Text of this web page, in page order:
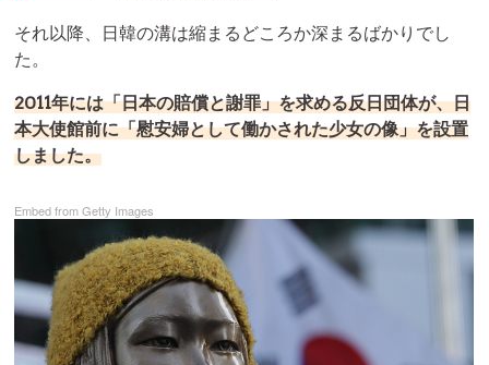
それ以降、日韓の溝は縮まるどころか深まるばかりでし
た。
2011年には「日本の賠償と謝罪」を求める反日団体が、日
本大使館前に「慰安婦として働かされた少女の像」を設置
しました。
Embed from Getty Images